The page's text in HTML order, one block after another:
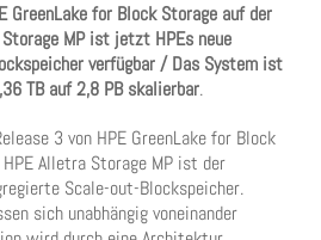
GreenLake for Block Storage auf der
MP ist jetzt HPEs neue
verfügbar / Das System ist
TB auf 2,8 PB skalierbar.
3 von HPE GreenLake for Block
Alletra Storage MP ist der
Scale-out-Blockspeicher.
sich unabhängig voneinander